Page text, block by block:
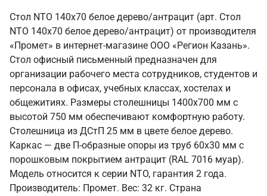
Стол NTO 140x70 белое дерево/антрацит (арт. Стол
NTO 140x70 белое дерево/антрацит) от производителя
«Промет» в интернет-магазине ООО «Регион Казань».
Стол офисный письменный предназначен для
организации рабочего места сотрудников, студентов и
персонала в офисах, учебных классах, хостелах и
общежитиях. Размеры столешницы 1400х700 мм с
высотой 750 мм обеспечивают комфортную работу.
Столешница из ДСтП 25 мм в цвете белое дерево.
Каркас — две П-образные опоры из труб 60х30 мм с
порошковым покрытием антрацит (RAL 7016 муар).
Модель относится к серии NTO, гарантия 2 года.
Производитель: Промет. Вес: 32 кг. Страна